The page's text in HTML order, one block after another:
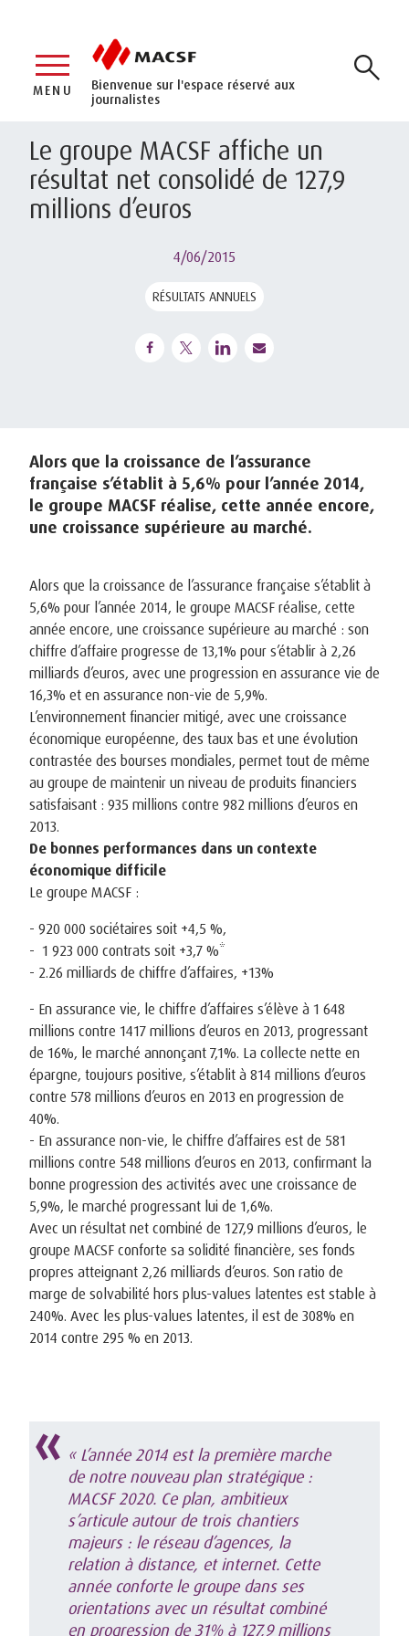
Bienvenue sur l'espace réservé aux
journalistes
MENU
Le groupe MACSF affiche un
résultat net consolidé de 127,9
millions d’euros
4/06/2015
RÉSULTATS ANNUELS
Alors que la croissance de l’assurance
française s’établit à 5,6% pour l’année 2014,
le groupe MACSF réalise, cette année encore,
une croissance supérieure au marché.
Alors que la croissance de l’assurance française s’établit à
5,6% pour l’année 2014, le groupe MACSF réalise, cette
année encore, une croissance supérieure au marché : son
chiffre d’affaire progresse de 13,1% pour s’établir à 2,26
milliards d’euros, avec une progression en assurance vie de
16,3% et en assurance non-vie de 5,9%.
L’environnement financier mitigé, avec une croissance
économique européenne, des taux bas et une évolution
contrastée des bourses mondiales, permet tout de même
au groupe de maintenir un niveau de produits financiers
satisfaisant : 935 millions contre 982 millions d’euros en
2013.
De bonnes performances dans un contexte
économique difficile
Le groupe MACSF :
- 920 000 sociétaires soit +4,5 %,
- 1 923 000 contrats soit +3,7 %*
- 2.26 milliards de chiffre d’affaires, +13%
- En assurance vie, le chiffre d’affaires s’élève à 1 648
millions contre 1417 millions d’euros en 2013, progressant
de 16%, le marché annonçant 7,1%. La collecte nette en
épargne, toujours positive, s’établit à 814 millions d’euros
contre 578 millions d’euros en 2013 en progression de
40%.
- En assurance non-vie, le chiffre d’affaires est de 581
millions contre 548 millions d’euros en 2013, confirmant la
bonne progression des activités avec une croissance de
5,9%, le marché progressant lui de 1,6%.
Avec un résultat net combiné de 127,9 millions d’euros, le
groupe MACSF conforte sa solidité financière, ses fonds
propres atteignant 2,26 milliards d’euros. Son ratio de
marge de solvabilité hors plus-values latentes est stable à
240%. Avec les plus-values latentes, il est de 308% en
2014 contre 295 % en 2013.
« L’année 2014 est la première marche
de notre nouveau plan stratégique :
MACSF 2020. Ce plan, ambitieux
s’articule autour de trois chantiers
majeurs : le réseau d’agences, la
relation à distance, et internet. Cette
année conforte le groupe dans ses
orientations avec un résultat combiné
en progression de 31% à 127,9 millions